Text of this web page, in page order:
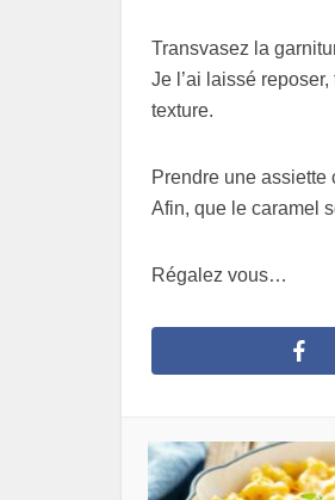
Transvasez la
Je l’ai laissé
texture.
Prendre une assiette
Afin, que le caramel
Régalez vous…